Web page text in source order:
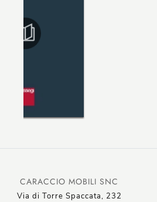
CARACCIO MOBILI SNC
Via di Torre Spaccata, 232